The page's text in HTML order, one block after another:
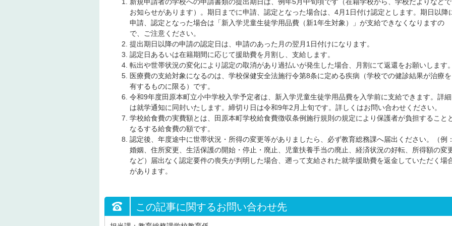
お知らせがあります）。期日までに申請、認定となった場合は、4月1日付け認定とします。期日以降
申請、認定となった場合は「新入学児童生徒学用品費（新1年生対象）」が支給できなくなりますの
で、ご注意ください。
提出期日以降の申請の認定日は、申請のあった月の翌月1日付けになります。
認定日あるいは在籍期間に応じて援助費を月割し、支給します。
転出や世帯状況の変化により認定の取消があり過払いが発生した場合、月割にて返還をお願いします。
医療費の支給対象になるのは、学校保健安全法施行令第8条に定める疾病（学校での健診結果が治療を
有するものに限る）です。
令和9年度田原本町立小中学校入学予定者は、新入学児童生徒学用品費を入学前に支給できます。詳細
は就学通知に同封いたします。締切り日は令和9年2月上旬です。詳しくはお問い合わせください。
学校給食費の実費額とは、田原本町学校給食費徴収条例施行規則の規定により保護者が負担すること
なるする給食費の額です。
認定後、年度途中に世帯状況・所得の変更等がありましたら、必ず教育総務課へ届出ください。（例：
婚姻、住所変更、生活保護の開始・停止・廃止、児童扶養手当の廃止、経済状況の好転、所得額の変
など）届出なく認定要件の喪失が判明した場合、遡って支給された就学援助費を返金していただく場
があります。
この記事に関するお問い合わせ先